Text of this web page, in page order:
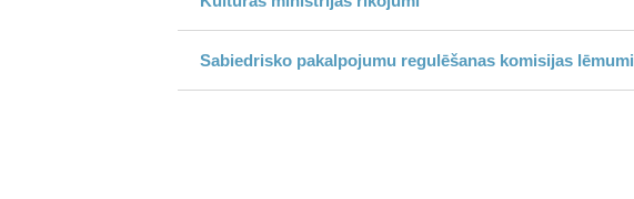
Sabiedrisko pakalpojumu regulēšanas komisijas lēmumi